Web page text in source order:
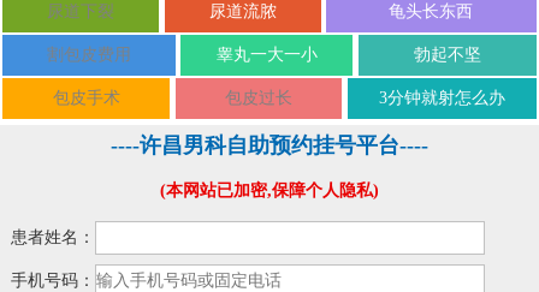
尿道下裂 尿道流脓 龟头长东西
割包皮费用 睾丸一大一小 勃起不坚
包皮手术 包皮过长 3分钟就射怎么办
----许昌男科自助预约挂号平台----
(本网站已加密,保障个人隐私)
患者姓名：
手机号码：